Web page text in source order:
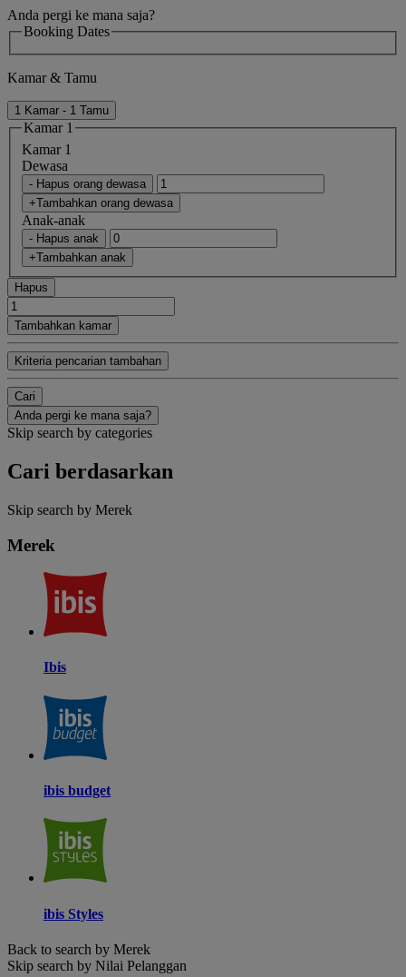
Anda pergi ke mana saja?
Booking Dates
Kamar & Tamu
1 Kamar - 1 Tamu
Kamar 1
Kamar 1
Dewasa
- Hapus orang dewasa
+Tambahkan orang dewasa
Anak-anak
- Hapus anak
+Tambahkan anak
Hapus
Tambahkan kamar
Kriteria pencarian tambahan
Cari
Anda pergi ke mana saja?
Skip search by categories
Cari berdasarkan
Skip search by Merek
Merek
Ibis
ibis budget
ibis Styles
Back to search by Merek
Skip search by Nilai Pelanggan